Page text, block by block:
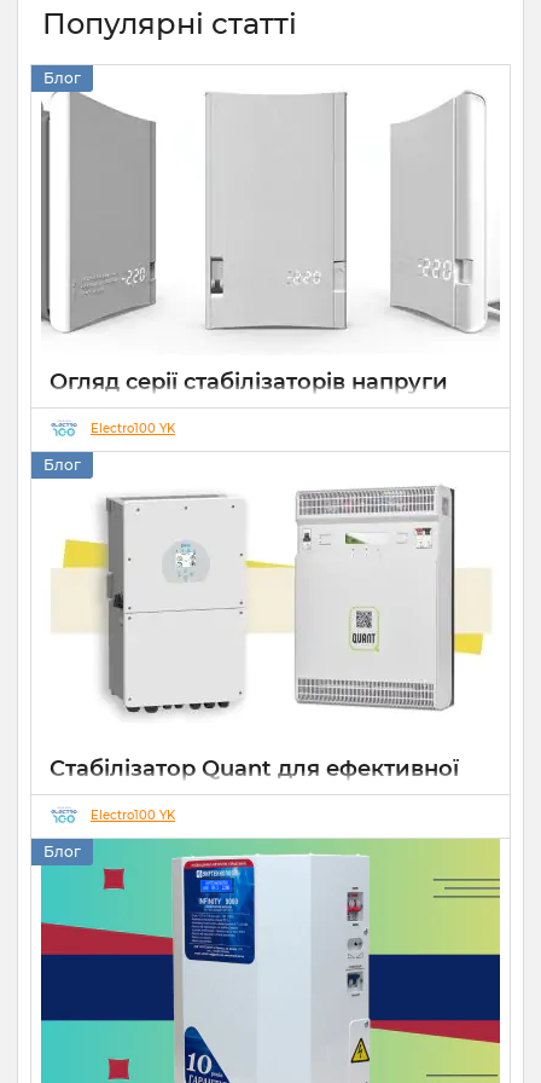
Популярні статті
Блог
Огляд серії стабілізаторів напруги
Елекс АНТС: більше ніж просто
захист
22 07 2026
Electro100 YK
Блог
Стабілізатор Quant для ефективної
роботи СЕС
Electro100 YK
Блог